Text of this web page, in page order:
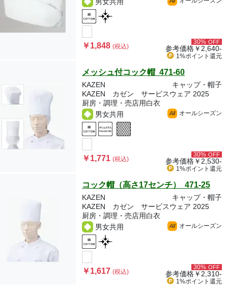
￥1,848(税込)
30% OFF
参考価格￥2,640-
1%ポイント 還元
メッシュ付コック帽 471-60
KAZEN
キャップ・帽子
KAZEN カゼン サービスウェア 2025
厨房・調理・売店用白衣
男女共用
All オールシーズン
￥1,771(税込)
30% OFF
参考価格￥2,530-
1%ポイント 還元
コック帽（高さ17センチ） 471-25
KAZEN
キャップ・帽子
KAZEN カゼン サービスウェア 2025
厨房・調理・売店用白衣
男女共用
All オールシーズン
￥1,617(税込)
30% OFF
参考価格￥2,310-
1%ポイント 還元